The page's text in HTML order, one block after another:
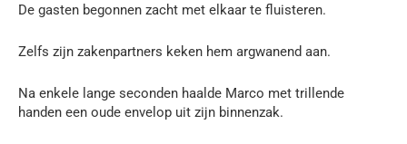
De gasten begonnen zacht met elkaar te fluisteren.
Zelfs zijn zakenpartners keken hem argwanend aan.
Na enkele lange seconden haalde Marco met trillende
handen een oude envelop uit zijn binnenzak.